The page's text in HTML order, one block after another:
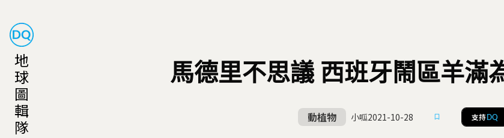
地
球
圖
輯
隊
馬德里不思議 西班牙鬧區羊滿
動植物 小呱2021-10-28 支持 DQ